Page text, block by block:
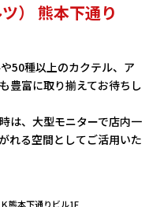
） 熊本下通り
50種以上のカクテル、ア
豊富に取り揃えてお待ちし
は、大型モニターで店内一
れる空間としてご活用いた
熊本下通りビル1F